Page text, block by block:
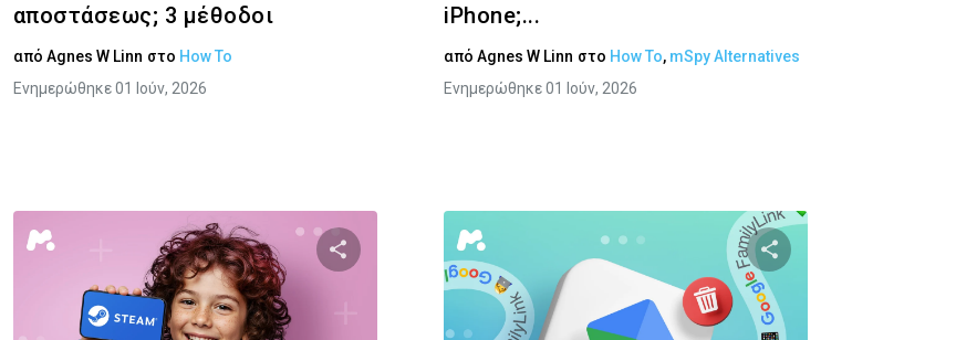
αποστάσεως; 3 μέθοδοι
από Agnes W Linn στο How To
Ενημερώθηκε 01 Ιούν, 2026
iPhone;...
απόAgnes W Linn στο How To, mSpy Alternatives
Ενημερώθηκε 01 Ιούν, 2026
αυτό το άρθρο Κοινοποιήστε αυτό το άρθρο Κοινοποιήστε αυτό